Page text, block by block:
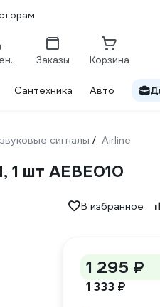
Сравнение Заказы Корзина
Сантехника Авто
сигналы / Airline
1 шт AEBE010
В избранное
1 295 ₽
1 333 ₽